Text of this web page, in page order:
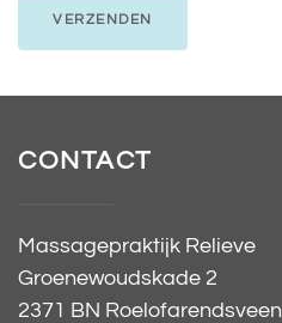
VERZENDEN
CONTACT
Massagepraktijk Relieve
Groenewoudskade 2
2371 BN Roelofarendsveen